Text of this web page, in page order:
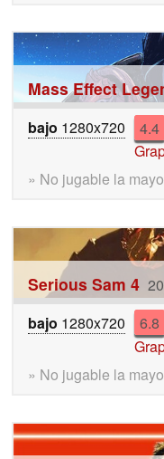
Mass Effect
bajo 1280x720 4.4
» No jugable la
Serious Sam 4
bajo 1280x720 6.8
» No jugable la